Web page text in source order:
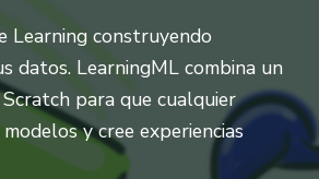
Learning construyendo
datos. LearningML combina un
para que cualquier
y cree experiencias